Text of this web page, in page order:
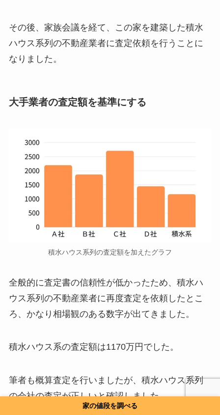
その後、家族会議を経て、この家を建築した積水
ハウス系列の不動産業者に査定依頼を行うことに
なりました。
大手業者の査定額を基準にする
積水ハウス系列の査定額を加えたグラフ
全般的に査定書の信頼性が低かったため、積水ハ
ウス系列の不動産業者に再度査定を依頼したとこ
ろ、かなり相場観のある数字が出てきました。
積水ハウス系の査定額は1170万円でした。
筆者も概算査定を行いましたが、積水ハウス系列
の会社の査定が正しいと確認しました。
家の値段を調べる